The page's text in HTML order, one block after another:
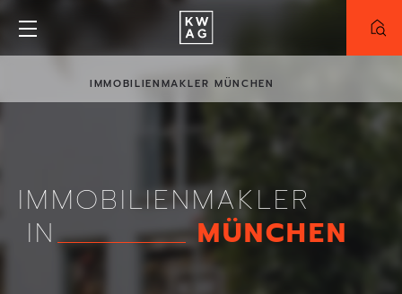
IMMOBILIENMAKLER MÜNCHEN
NEUBAU BESTAND
Alle Projekte Truderinger-Morgen
Meinraum München-West
IMMOBILIENMAKLER
IN
MÜNCHEN